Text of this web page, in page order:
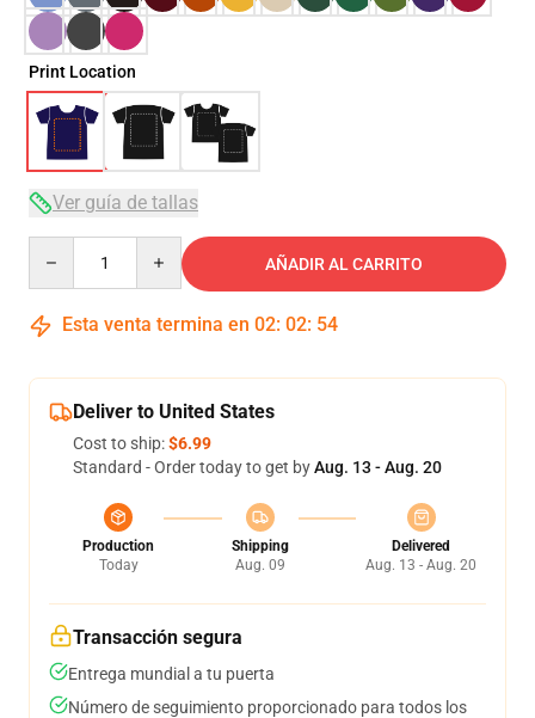
Print Location
Ver guía de tallas
AÑADIR AL CARRITO
Esta venta termina en 02: 02: 53
Deliver to United States
Cost to ship:$6.99
Standard - Order today to get byAug. 13 - Aug. 20
Production
Today
Shipping
Aug. 09
Delivered
Aug. 13 - Aug. 20
Transacción segura
Entrega mundial a tu puerta
Número de seguimiento proporcionado para todos los